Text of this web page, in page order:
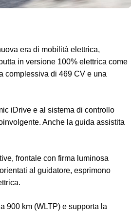
era di mobilità elettrica,
in versione 100% elettrica come
complessiva di 469 CV e una
iDrive e al sistema di controllo
Anche la guida assistita
frontale con firma luminosa
al guidatore, esprimono
900 km (WLTP) e supporta la